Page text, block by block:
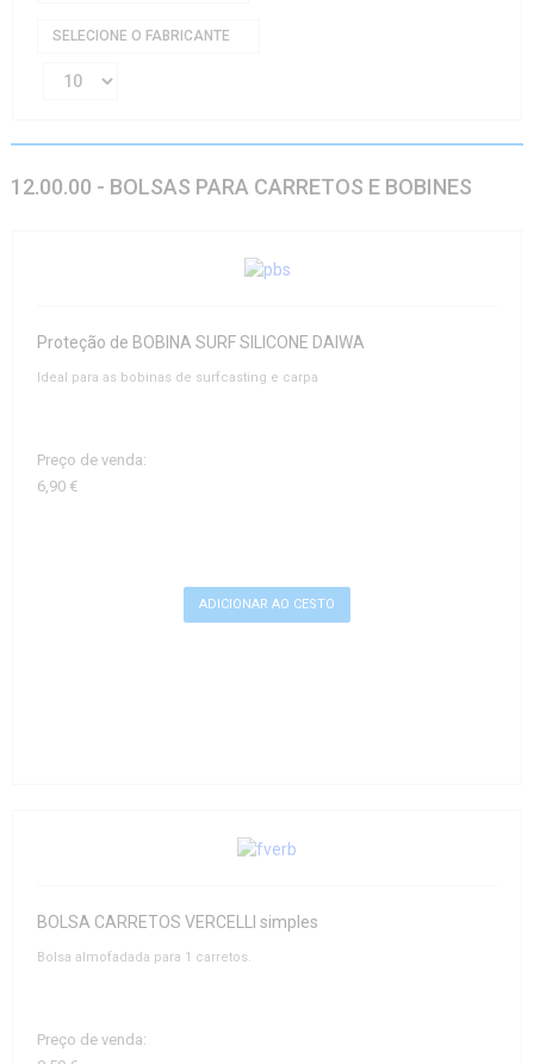
SELECIONE O FABRICANTE
12.00.00 - BOLSAS PARA CARRETOS E BOBINES
Proteção de BOBINA SURF SILICONE DAIWA
Ideal para as bobinas de surfcasting e carpa
Preço de venda:
6,90 €
BOLSA CARRETOS VERCELLI simples
Bolsa almofadada para 1 carretos.
Preço de venda: